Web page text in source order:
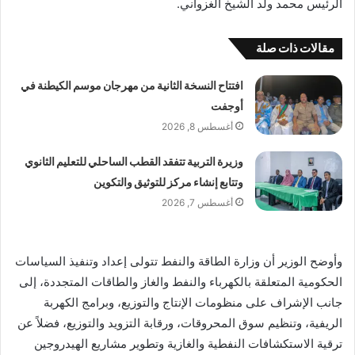
الرئيس محمد ولد الشيخ الغزواني.
مقالات ذات صلة
افتتاح النسخة الثانية من مهرجان موسم الكيطنة في
أوجفت
أغسطس 8, 2026
وزيرة التربية تتفقد القطب الساحلي للتعليم الثانوي
وتتابع إنشاء مركز للتوثيق والتكوين
أغسطس 7, 2026
وأوضح الوزير أن وزارة الطاقة والنفط تتولى إعداد وتنفيذ السياسات
الحكومية المتعلقة بالكهرباء والنفط والغاز والطاقات المتجددة، إلى
جانب الإشراف على منظومات الإنتاج والتوزيع، وبرامج الكهربة
الريفية، وتنظيم سوق المحروقات، ورقابة التزويد والتوزيع، فضلاً عن
ترقية الاستكشافات النفطية والغازية وتطوير مشاريع الهيدروجين